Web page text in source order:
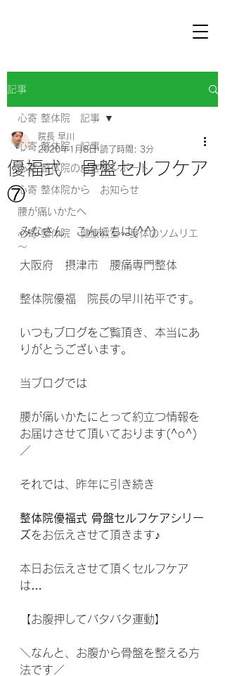
記事
心寄 整体院 記事
心寄 整体院のお客様レポート
心寄 整体院から お知らせ
腰が痛いかたへ
心寄 整体院 健康教室～身体のソムリエ
～
心寄 整体院 記事
優福式 骨盤セルフケア
⑦
院長 早川
2020年1月8日 読了時間: 3分
みなさん　こんにちは(^^)
大阪府　摂津市　腰痛専門整体
整体院優福　院長の早川祐平です。
いつもブログをご覧頂き、本当にあ
りがとうございます。
当ブログでは
腰が痛いかたにとって約立つ情報を
お届けさせて頂いております(^o^)
／
それでは、昨年に引き続き
整体院優福式 骨盤セルフケアシリー
ズをお伝えさせて頂きます♪
本日お伝えさせて頂くセルフケア
は…
【お腹押してバタバタ運動】
＼なんと、お腹から骨盤を整える方
法です／